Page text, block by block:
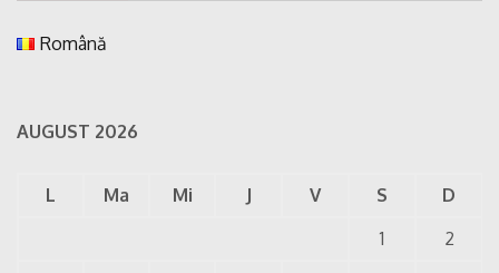
Română
AUGUST 2026
L Ma Mi J V S
D
1
2